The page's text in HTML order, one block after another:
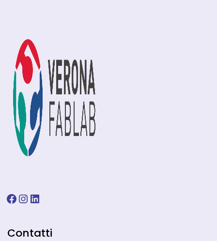
Facebook
Instagram
LinkedIn
Contatti